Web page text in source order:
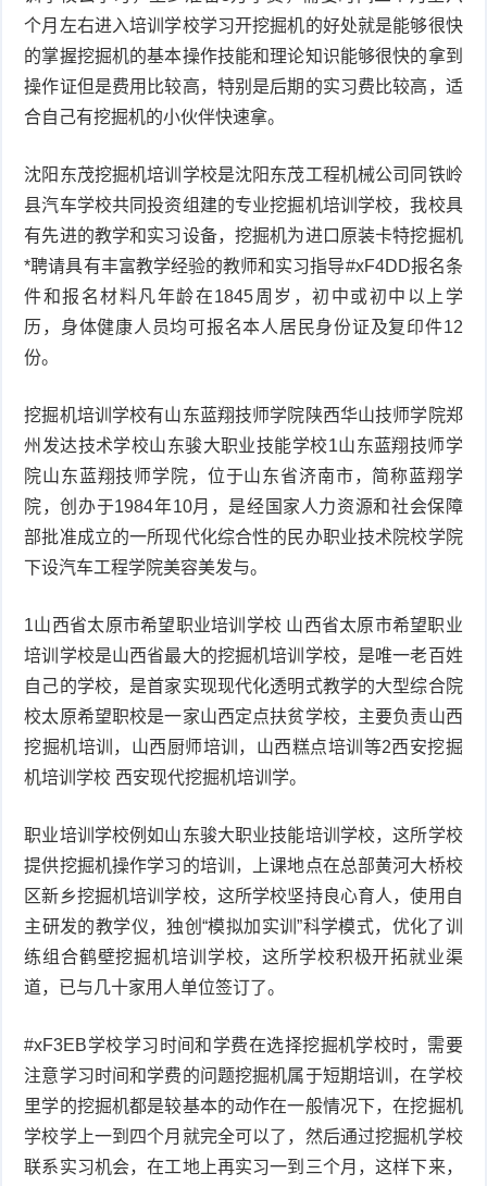
个月左右进入培训学校学习开挖掘机的好处就是能够很快
的掌握挖掘机的基本操作技能和理论知识能够很快的拿到
操作证但是费用比较高，特别是后期的实习费比较高，适
合自己有挖掘机的小伙伴快速拿。
沈阳东茂挖掘机培训学校是沈阳东茂工程机械公司同铁岭
县汽车学校共同投资组建的专业挖掘机培训学校，我校具
有先进的教学和实习设备，挖掘机为进口原装卡特挖掘机
*聘请具有丰富教学经验的教师和实习指导#xF4DD报名条
件和报名材料凡年龄在1845周岁，初中或初中以上学
历，身体健康人员均可报名本人居民身份证及复印件12
份。
挖掘机培训学校有山东蓝翔技师学院陕西华山技师学院郑
州发达技术学校山东骏大职业技能学校1山东蓝翔技师学
院山东蓝翔技师学院，位于山东省济南市，简称蓝翔学
院，创办于1984年10月，是经国家人力资源和社会保障
部批准成立的一所现代化综合性的民办职业技术院校学院
下设汽车工程学院美容美发与。
1山西省太原市希望职业培训学校 山西省太原市希望职业
培训学校是山西省最大的挖掘机培训学校，是唯一老百姓
自己的学校，是首家实现现代化透明式教学的大型综合院
校太原希望职校是一家山西定点扶贫学校，主要负责山西
挖掘机培训，山西厨师培训，山西糕点培训等2西安挖掘
机培训学校 西安现代挖掘机培训学。
职业培训学校例如山东骏大职业技能培训学校，这所学校
提供挖掘机操作学习的培训，上课地点在总部黄河大桥校
区新乡挖掘机培训学校，这所学校坚持良心育人，使用自
主研发的教学仪，独创“模拟加实训”科学模式，优化了训
练组合鹤壁挖掘机培训学校，这所学校积极开拓就业渠
道，已与几十家用人单位签订了。
#xF3EB学校学习时间和学费在选择挖掘机学校时，需要
注意学习时间和学费的问题挖掘机属于短期培训，在学校
里学的挖掘机都是较基本的动作在一般情况下，在挖掘机
学校学上一到四个月就完全可以了，然后通过挖掘机学校
联系实习机会，在工地上再实习一到三个月，这样下来，